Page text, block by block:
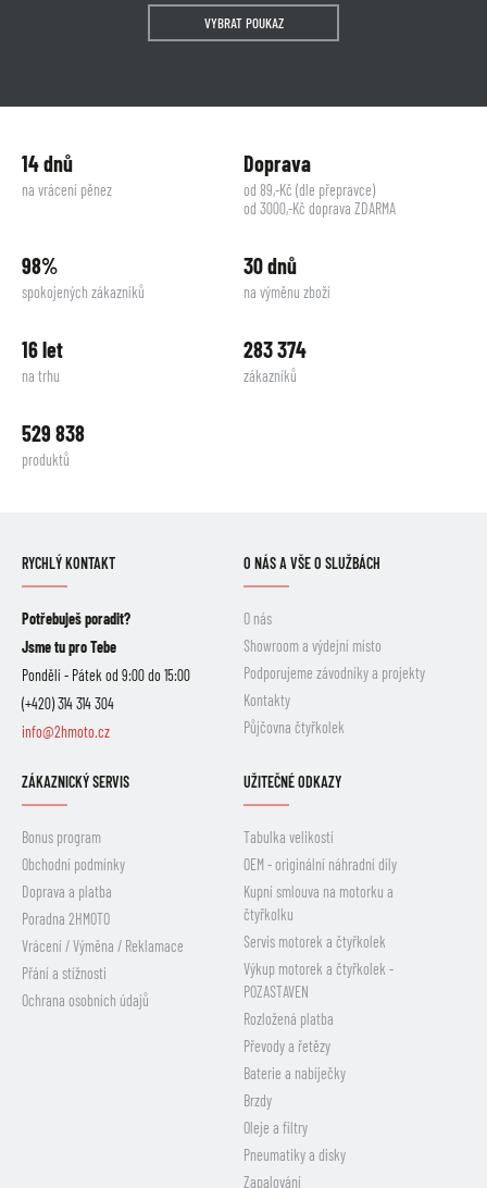
VYBRAT POUKAZ
14 dnů
na vrácení pěnez
Doprava
od 89,-Kč (dle přepravce)
od 3000,-Kč doprava ZDARMA
98%
spokojených zákazníků
30 dnů
na výměnu zboží
16 let
na trhu
283 374
zákazníků
529 838
produktů
RYCHLÝ KONTAKT
Potřebuješ poradit?
Jsme tu pro Tebe
Pondělí - Pátek od 9:00 do 15:00
(+420) 314 314 304
info@2hmoto.cz
O NÁS A VŠE O SLUŽBÁCH
O nás
Showroom a výdejní místo
Podporujeme závodníky a projekty
Kontakty
Půjčovna čtyřkolek
ZÁKAZNICKÝ SERVIS
Bonus program
Obchodní podmínky
Doprava a platba
Poradna 2HMOTO
Vrácení / Výměna / Reklamace
Přání a stížnosti
Ochrana osobních údajů
UŽITEČNÉ ODKAZY
Tabulka velikostí
OEM - originální náhradní díly
Kupní smlouva na motorku a
čtyřkolku
Servis motorek a čtyřkolek
Výkup motorek a čtyřkolek -
POZASTAVEN
Rozložená platba
Převody a řetězy
Baterie a nabíječky
Brzdy
Oleje a filtry
Pneumatiky a disky
Zapalování